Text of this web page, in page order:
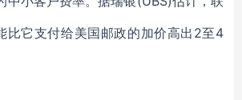
比它支付给美国邮政的加价高出2至4